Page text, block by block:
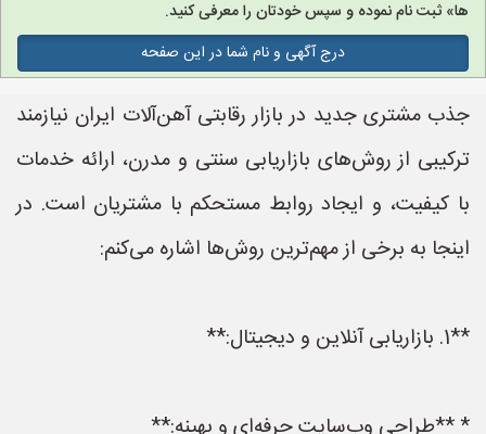
ها» ثبت نام نموده و سپس خودتان را معرفی کنید.
درج آگهی و نام شما در این صفحه
جذب مشتری جدید در بازار رقابتی آهن‌آلات ایران نیازمند
ترکیبی از روش‌های بازاریابی سنتی و مدرن، ارائه خدمات
با کیفیت، و ایجاد روابط مستحکم با مشتریان است. در
اینجا به برخی از مهم‌ترین روش‌ها اشاره می‌کنم:
**1. بازاریابی آنلاین و دیجیتال:**
* **طراحی وب‌سایت حرفه‌ای و بهینه:**